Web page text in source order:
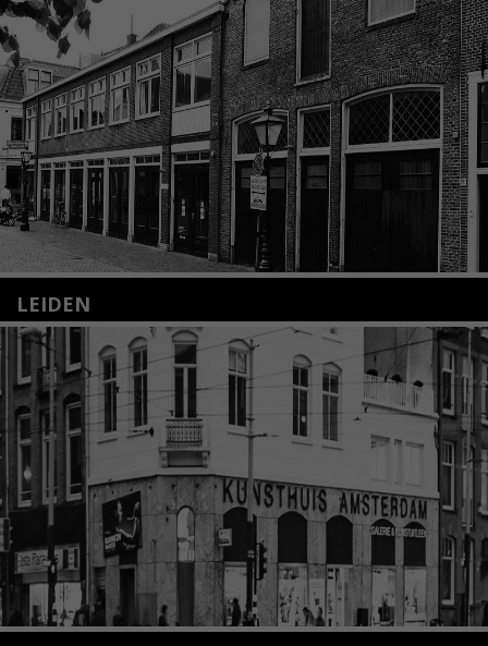
LEIDEN
Nieuwstraat 35
2312 KA Leiden
+31(0)71 – 52 84 480
info@kunsthuisleiden.nl
Lees meer